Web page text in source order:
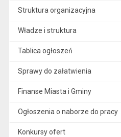
Struktura organizacyjna
Władze i struktura
Tablica ogłoszeń
Sprawy do załatwienia
Finanse Miasta i Gminy
Ogłoszenia o naborze do pracy
Konkursy ofert